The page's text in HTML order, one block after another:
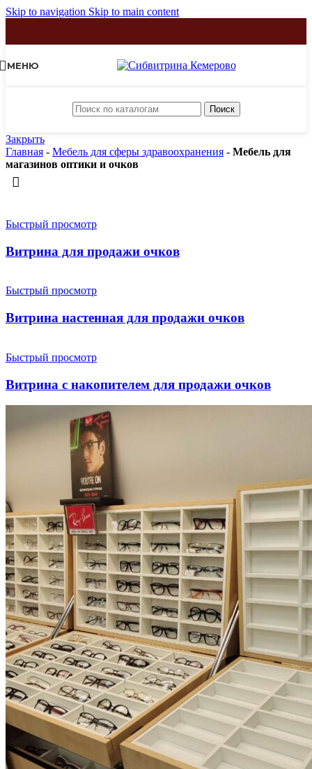
Skip to navigation Skip to main content
МЕНЮ
Поиск
Закрыть
Главная - Мебель для сферы здравоохранения - Мебель для
магазинов оптики и очков
Быстрый просмотр
Витрина для продажи очков
Быстрый просмотр
Витрина настенная для продажи очков
Быстрый просмотр
Витрина с накопителем для продажи очков